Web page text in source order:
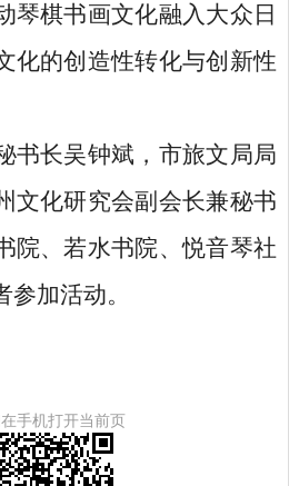
琴棋书画文化融入大众日
化的创造性转化与创新性
书长吴钟斌，市旅文局局
文化研究会副会长兼秘书
院、若水书院、悦音琴社
加活动。
手机打开当前页